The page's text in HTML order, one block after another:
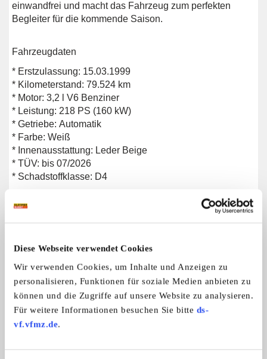
Diese Webseite verwendet Cookies
Wir verwenden Cookies, um Inhalte und Anzeigen zu
personalisieren, Funktionen für soziale Medien anbieten zu
können und die Zugriffe auf unsere Website zu analysieren.
Für weitere Informationen besuchen Sie bitte ds-
vf.vfmz.de.
einwandfrei und macht das Fahrzeug zum perfekten
Begleiter für die kommende Saison.
Fahrzeugdaten
* Erstzulassung: 15.03.1999
* Kilometerstand: 79.524 km
* Motor: 3,2 l V6 Benziner
* Leistung: 218 PS (160 kW)
* Getriebe: Automatik
* Farbe: Weiß
* Innenausstattung: Leder Beige
* TÜV: bis 07/2026
* Schadstoffklasse: D4
* Elektrische Fensterheber
* Zentralverriegelung
* Servolenkung
* Fahrer- und Beifahrerairbag
* Original Mercedes-Leichtmetallfelgen